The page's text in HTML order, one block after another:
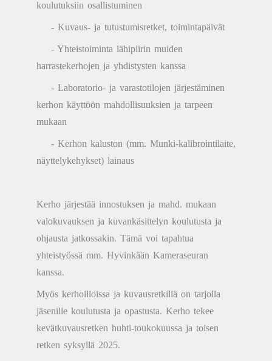
koulutuksiin osallistuminen
- Kuvaus- ja tutustumisretket, toimintapäivät
- Yhteistoiminta lähipiirin muiden
harrastekerhojen ja yhdistysten kanssa
- Laboratorio- ja varastotilojen järjestäminen
kerhon käyttöön mahdollisuuksien ja tarpeen
mukaan
- Kerhon kaluston (mm. Munki-kalibrointilaite,
näyttelykehykset) lainaus
Kerho järjestää innostuksen ja mahd. mukaan
valokuvauksen ja kuvankäsittelyn koulutusta ja
ohjausta jatkossakin. Tämä voi tapahtua
yhteistyössä mm. Hyvinkään Kameraseuran
kanssa.
Myös kerhoilloissa ja kuvausretkillä on tarjolla
jäsenille koulutusta ja opastusta. Kerho tekee
kevätkuvausretken huhti-toukokuussa ja toisen
retken syksyllä 2025.